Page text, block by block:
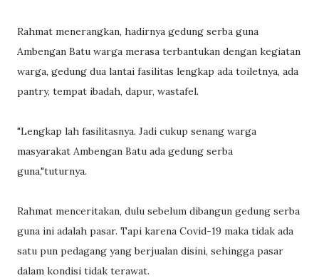
Rahmat menerangkan, hadirnya gedung serba guna
Ambengan Batu warga merasa terbantukan dengan kegiatan
warga, gedung dua lantai fasilitas lengkap ada toiletnya, ada
pantry, tempat ibadah, dapur, wastafel.
"Lengkap lah fasilitasnya. Jadi cukup senang warga
masyarakat Ambengan Batu ada gedung serba
guna,"tuturnya.
Rahmat menceritakan, dulu sebelum dibangun gedung serba
guna ini adalah pasar. Tapi karena Covid-19 maka tidak ada
satu pun pedagang yang berjualan disini, sehingga pasar
dalam kondisi tidak terawat.